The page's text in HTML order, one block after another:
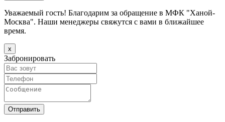
Уважаемый гость! Благодарим за обращение в МФК "Ханой-
Москва". Наши менеджеры свяжутся с вами в ближайшее
время.
х
Забронировать